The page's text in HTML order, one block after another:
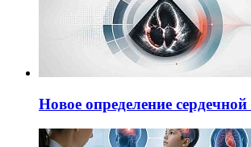
Новое определение